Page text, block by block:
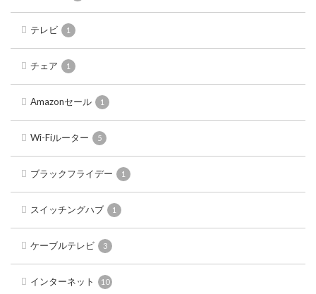
テレビ 1
チェア 1
Amazonセール 1
Wi-Fiルーター 5
ブラックフライデー 1
スイッチングハブ 1
ケーブルテレビ 3
インターネット 10